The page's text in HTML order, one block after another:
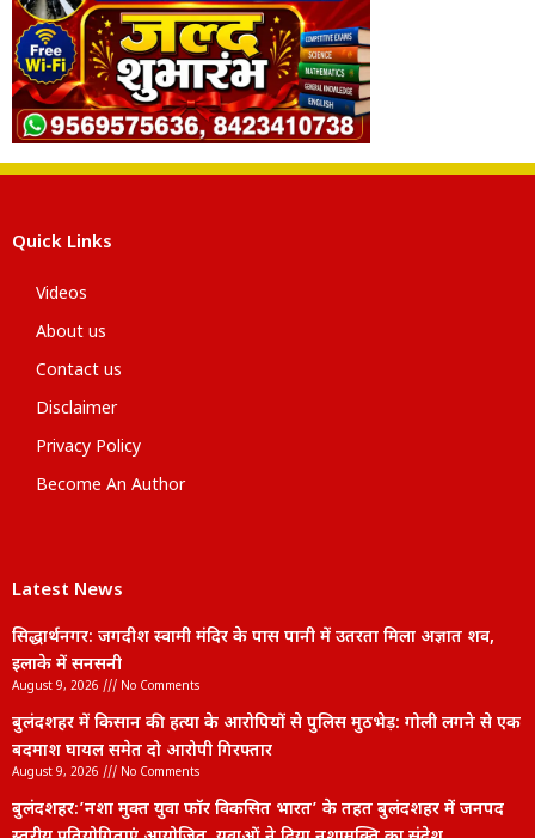
Quick Links
Videos
About us
Contact us
Disclaimer
Privacy Policy
Become An Author
Latest News
सिद्धार्थनगर: जगदीश स्वामी मंदिर के पास पानी में उतरता मिला अज्ञात शव,
इलाके में सनसनी
August 9, 2026 No Comments
बुलंदशहर में किसान की हत्या के आरोपियों से पुलिस मुठभेड़: गोली लगने से एक
बदमाश घायल समेत दो आरोपी गिरफ्तार
August 9, 2026 No Comments
बुलंदशहर:’नशा मुक्त युवा फॉर विकसित भारत’ के तहत बुलंदशहर में जनपद